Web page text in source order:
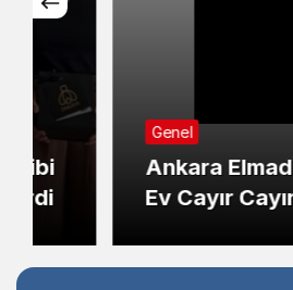
Genel
Ankara Elmadağ’da
Ev Cayır Cayır Yandı